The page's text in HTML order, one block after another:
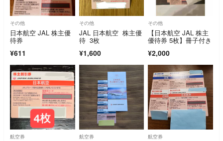
その他
日本航空 JAL 株主優
待券
¥611
その他
JAL 日本航空 株主優
待 3枚
¥1,600
その他
【日本航空 JAL 株主
優待券 5枚】冊子付き
¥2,000
航空券 航空券 航空券